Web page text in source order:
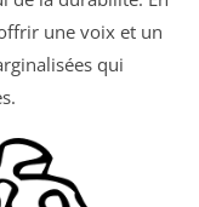
une voix et un
qui